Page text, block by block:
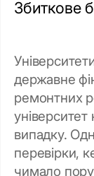
Збиткове
державне
ремонтних
випадку.
перевірки,
чимало